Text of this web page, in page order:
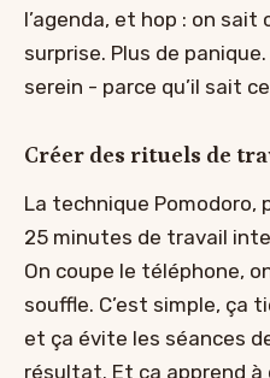
l’agenda, et hop : on sait
surprise. Plus de
serein - parce qu’il sait
Créer des rituels de
La technique Pomodoro,
25 minutes de travail
On coupe le téléphone,
souffle. C’est simple, ça
et ça évite les séances
résultat. Et ça apprend